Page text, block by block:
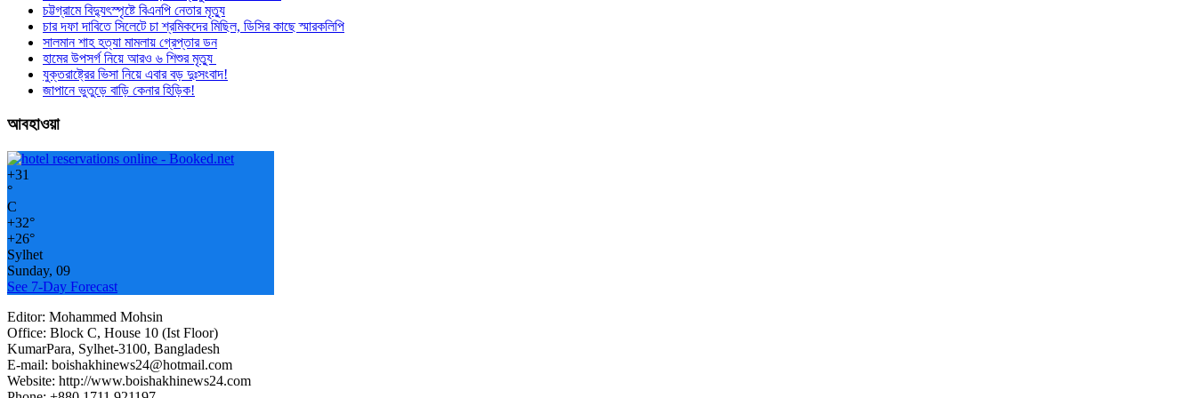
চট্টগ্রামে বিদ্যুৎস্পৃষ্টে বিএনপি নেতার মৃত্যু
চার দফা দাবিতে সিলেটে চা শ্রমিকদের মিছিল, ডিসির কাছে স্মারকলিপি
সালমান শাহ হত্যা মামলায় গ্রেপ্তার ডন
হামের উপসর্গ নিয়ে আরও ৬ শিশুর মৃত্যু
যুক্তরাষ্ট্রের ভিসা নিয়ে এবার বড় দুঃসংবাদ!
জাপানে ভুতুড়ে বাড়ি কেনার হিড়িক!
আবহাওয়া
+31
°
C
+32°
+26°
Sylhet
Sunday, 09
See 7-Day Forecast
Editor: Mohammed Mohsin
Office: Block C, House 10 (Ist Floor)
KumarPara, Sylhet-3100, Bangladesh
E-mail: boishakhinews24@hotmail.com
Website: http://www.boishakhinews24.com